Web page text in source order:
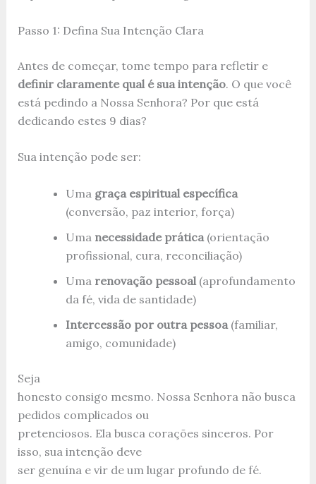
Passo 1: Defina Sua Intenção Clara
Antes de começar, tome tempo para refletir e
definir claramente qual é sua intenção. O que você
está pedindo a Nossa Senhora? Por que está
dedicando estes 9 dias?
Sua intenção pode ser:
Uma graça espiritual específica
(conversão, paz interior, força)
Uma necessidade prática(orientação
profissional, cura, reconciliação)
Uma renovação pessoal(aprofundamento
da fé, vida de santidade)
Intercessão por outra pessoa(familiar,
amigo, comunidade)
Seja
honesto consigo mesmo. Nossa Senhora não busca
pedidos complicados ou
pretenciosos. Ela busca corações sinceros. Por
isso, sua intenção deve
ser genuína e vir de um lugar profundo de fé.